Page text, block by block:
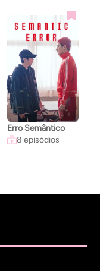
Erro Semântico
8 episódios